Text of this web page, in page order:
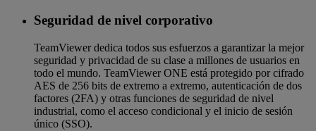
Seguridad de nivel corporativo
TeamViewer dedica todos sus esfuerzos a garantizar la mejor
seguridad y privacidad de su clase a millones de usuarios en
todo el mundo. TeamViewer ONE está protegido por cifrado
AES de 256 bits de extremo a extremo, autenticación de dos
factores (2FA) y otras funciones de seguridad de nivel
industrial, como el acceso condicional y el inicio de sesión
único (SSO).